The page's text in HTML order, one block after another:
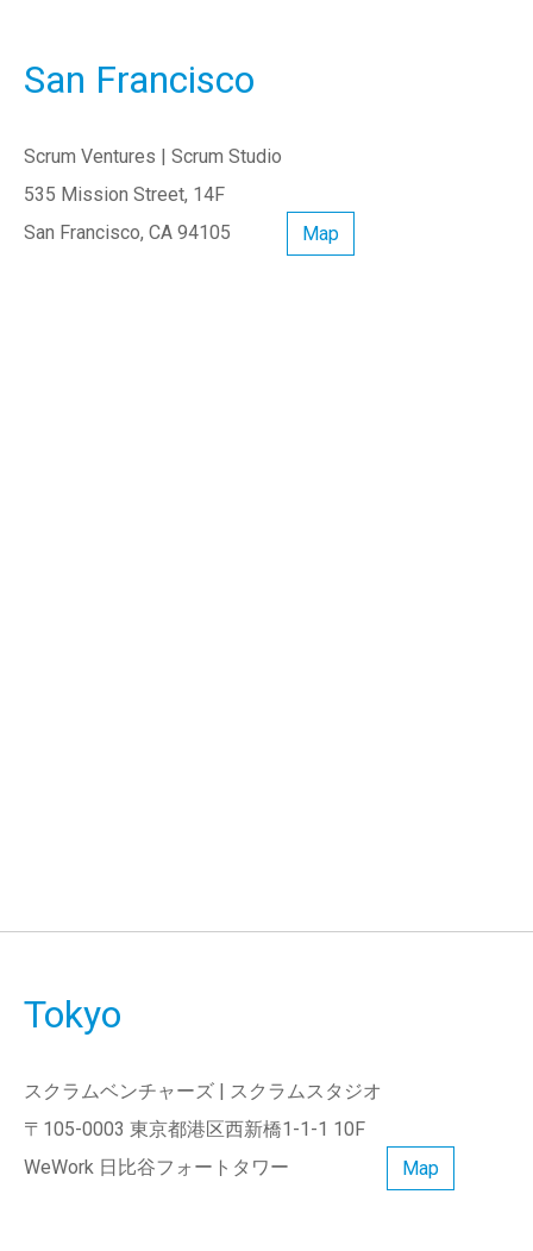
San Francisco
Scrum Ventures | Scrum Studio
535 Mission Street, 14F
San Francisco, CA 94105
Map
Tokyo
スクラムベンチャーズ | スクラムスタジオ
〒105-0003 東京都港区西新橋1-1-1 10F
WeWork 日比谷フォートタワー
Map